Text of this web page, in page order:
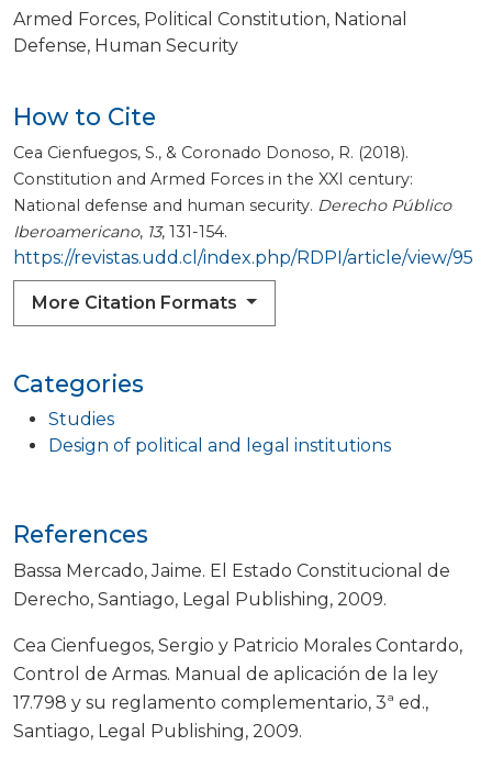
Armed Forces Political Constitution National
Defense Human Security
Categories
Studies
Design of political and legal institutions
How to Cite
Cea Cienfuegos, S., & Coronado Donoso, R. (2018).
Constitution and Armed Forces in the XXI century:
National defense and human security. Derecho Público
Iberoamericano, 13, 131-154.
https://revistas.udd.cl/index.php/RDPI/article/view/95
More Citation Formats
References
Bassa Mercado, Jaime. El Estado Constitucional de
Derecho, Santiago, Legal Publishing, 2009.
Cea Cienfuegos, Sergio y Patricio Morales Contardo,
Control de Armas. Manual de aplicación de la ley
17.798 y su reglamento complementario, 3ª ed.,
Santiago, Legal Publishing, 2009.